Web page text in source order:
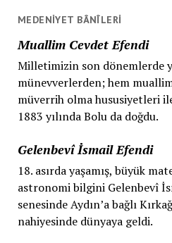
MEDENIYET BÂNÎLERI
Muallim Cevdet Efendi
Milletimizin son dönemlerde
münevverlerden; hem
müverrih olma hususiyetleri
1883 yılında Bolu da doğdu.
Gelenbevî İsmail Efendi
18. asırda yaşamış, büyük
astronomi bilgini Gelenbevî
senesinde Aydın’a bağlı
nahiyesinde dünyaya geldi.